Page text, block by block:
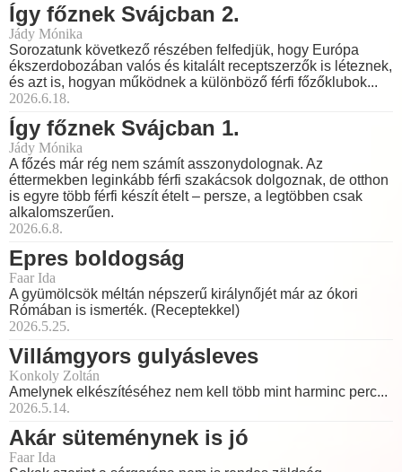
Így főznek Svájcban 2.
Jády Mónika
Sorozatunk következő részében felfedjük, hogy Európa
ékszerdobozában valós és kitalált receptszerzők is léteznek,
és azt is, hogyan működnek a különböző férfi főzőklubok...
2026.6.18.
Így főznek Svájcban 1.
Jády Mónika
A főzés már rég nem számít asszonydolognak. Az
éttermekben leginkább férfi szakácsok dolgoznak, de otthon
is egyre több férfi készít ételt – persze, a legtöbben csak
alkalomszerűen.
2026.6.8.
Epres boldogság
Faar Ida
A gyümölcsök méltán népszerű királynőjét már az ókori
Rómában is ismerték. (Receptekkel)
2026.5.25.
Villámgyors gulyásleves
Konkoly Zoltán
Amelynek elkészítéséhez nem kell több mint harminc perc...
2026.5.14.
Akár süteménynek is jó
Faar Ida